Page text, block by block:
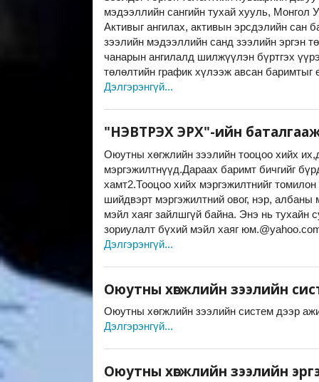
мэдээллийн сангийн тухай хууль, Монгол
Активыг ангилах, активын эрсдэлийн сан
зээлийн мэдээллийн санд зээлийн эргэн
чанарын ангилалд шилжүүлэн бүртгэх
төлөлтийн график хүлээж авсан баримтыг
Дэлгэрэнгүй...
"НЭВТРЭХ ЭРХ"-ийн
Оюутны хөгжлийн зээлийн тооцоо хийх
мэргэжилтнүүд.Дараах баримт бичгийг
хамт2.Тооцоо хийх мэргэжилтнийг
шийдвэрт мэргэжилтний овог, нэр,
мэйл хаяг зайлшгүй байна. Энэ нь тухайн
зориулалт бүхий мэйл хаяг
Дэлгэрэнгүй...
Оюутны хөгжлийн зээлийн
Оюутны хөгжлийн зээлийн систем дээр
Дэлгэрэнгүй...
Оюутны хөгжлийн зээлийн